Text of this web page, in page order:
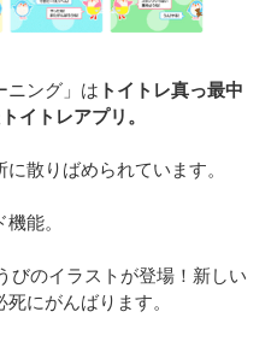
ニング」は トイトレ真っ最中
イトレアプリ。
散りばめられています。
能。
びのイラストが登場！新しい
にがんばります。